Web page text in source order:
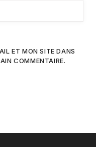
ET MON SITE DANS
COMMENTAIRE.